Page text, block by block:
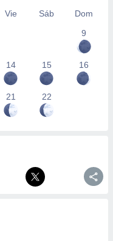
Vie Sáb
Dom
9
14 15 16
21 22